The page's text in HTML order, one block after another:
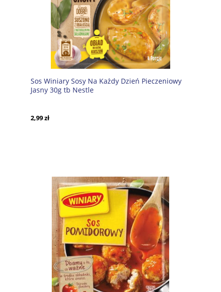
Sos Winiary Sosy Na Każdy Dzień Pieczeniowy
Jasny 30g tb Nestle
2,99 zł